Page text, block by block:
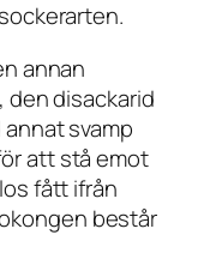
annan
den disackarid
svamp
att stå emot
fått ifrån
består